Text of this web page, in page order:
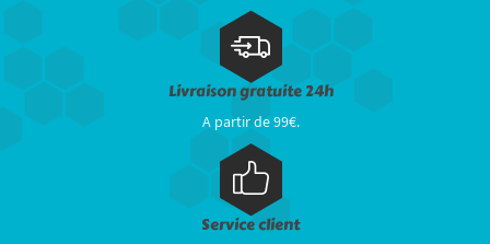
Livraison gratuite 24h
A partir de 99€.
Service client